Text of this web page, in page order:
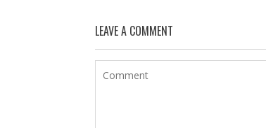
LEAVE A COMMENT